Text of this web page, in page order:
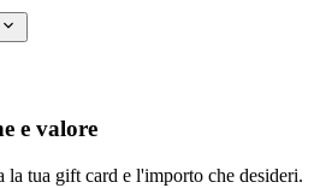
e valore
la tua gift card e l'importo che desideri.